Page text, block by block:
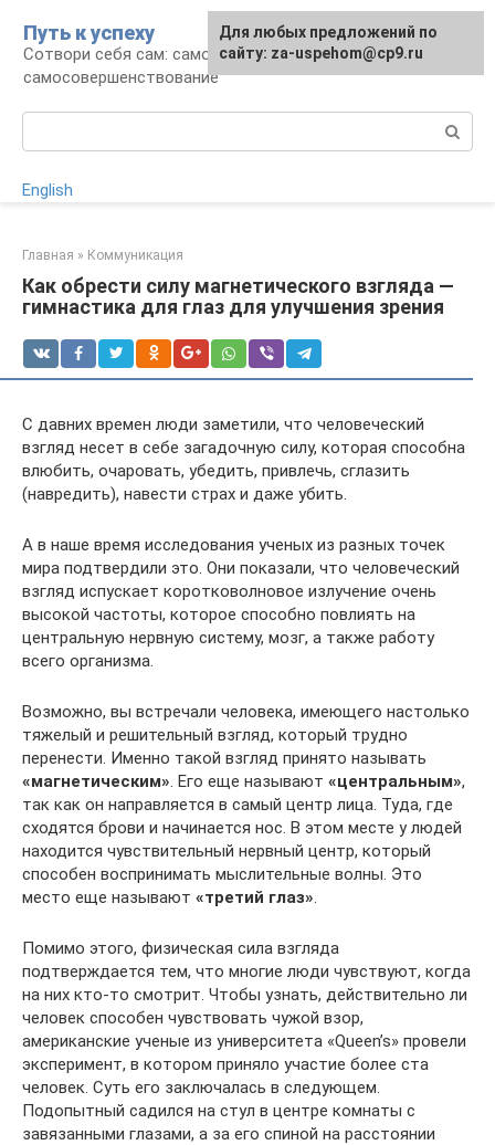
контенту
Путь к успеху
Сотвори себя сам: саморазвитие и
самосовершенствование
English
Главная » Коммуникация
Как обрести силу магнетического взгляда —
гимнастика для глаз для улучшения зрения
С давних времен люди заметили, что человеческий
взгляд несет в себе загадочную силу, которая способна
влюбить, очаровать, убедить, привлечь, сглазить
(навредить), навести страх и даже убить.
А в наше время исследования ученых из разных точек
мира подтвердили это. Они показали, что человеческий
взгляд испускает коротковолновое излучение очень
высокой частоты, которое способно повлиять на
центральную нервную систему, мозг, а также работу
всего организма.
Возможно, вы встречали человека, имеющего настолько
тяжелый и решительный взгляд, который трудно
перенести. Именно такой взгляд принято называть
«магнетическим». Его еще называют «центральным»,
так как он направляется в самый центр лица. Туда, где
сходятся брови и начинается нос. В этом месте у людей
находится чувствительный нервный центр, который
способен воспринимать мыслительные волны. Это
место еще называют «третий глаз».
Помимо этого, физическая сила взгляда
подтверждается тем, что многие люди чувствуют, когда
на них кто-то смотрит. Чтобы узнать, действительно ли
человек способен чувствовать чужой взор,
американские ученые из университета «Queen’s» провели
эксперимент, в котором приняло участие более ста
человек. Суть его заключалась в следующем.
Подопытный садился на стул в центре комнаты с
завязанными глазами, а за его спиной на расстоянии
Для любых предложений по
сайту: za-uspehom@cp9.ru